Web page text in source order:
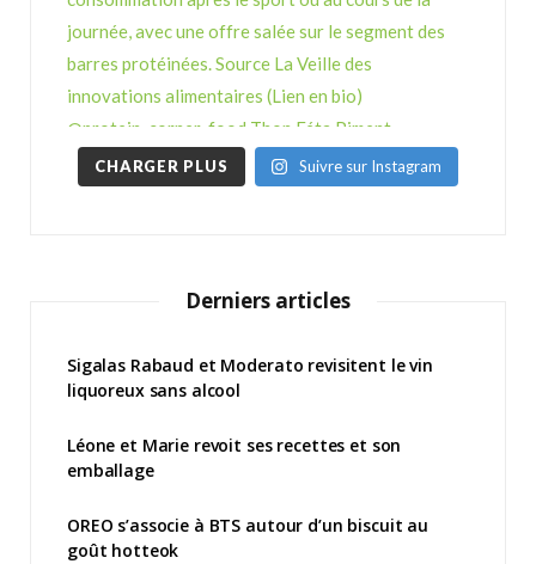
CHARGER PLUS Suivre sur Instagram
Derniers articles
Sigalas Rabaud et Moderato revisitent le vin
liquoreux sans alcool
Léone et Marie revoit ses recettes et son
emballage
OREO s’associe à BTS autour d’un biscuit au
goût hotteok